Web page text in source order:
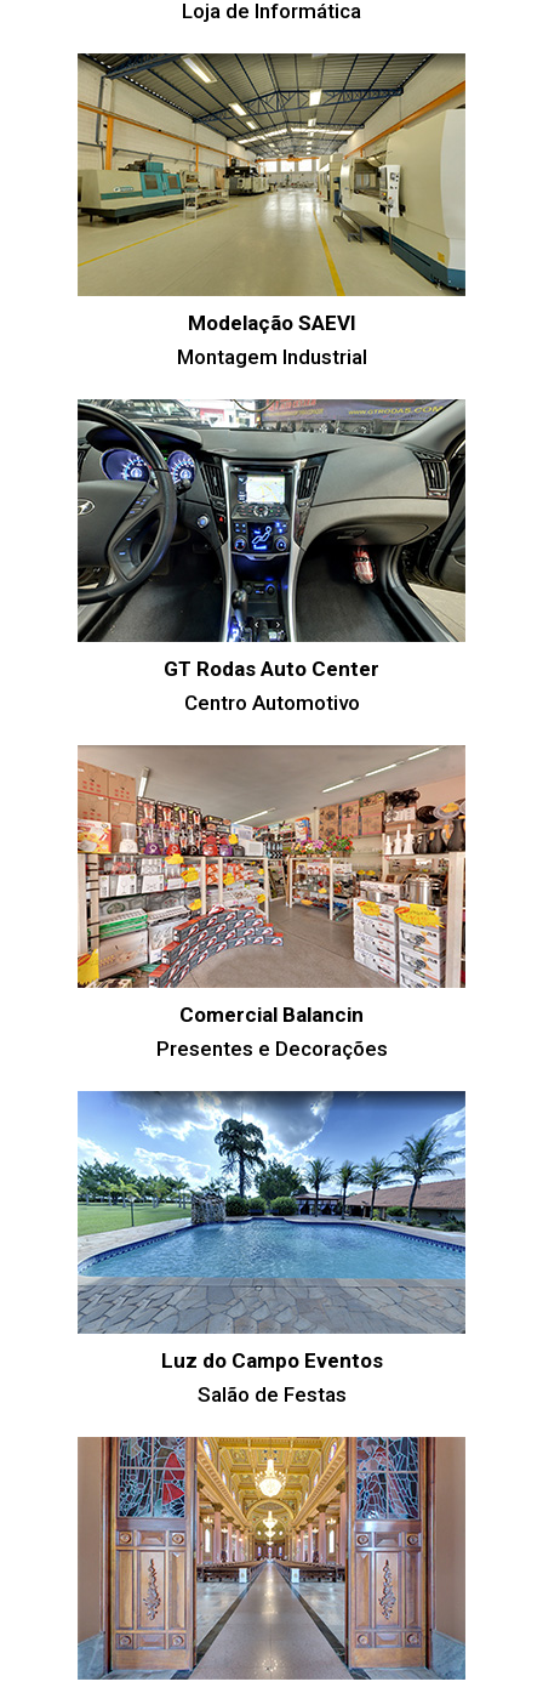
Loja de Informática
Modelação SAEVI
Montagem Industrial
GT Rodas Auto Center
Centro Automotivo
Comercial Balancin
Presentes e Decorações
Luz do Campo Eventos
Salão de Festas